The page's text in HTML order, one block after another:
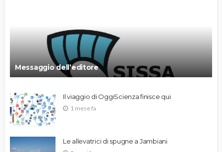
Messaggio dell’editore
Il viaggio di OggiScienza finisce qui
1 mese fa
Le allevatrici di spugne a Jambiani